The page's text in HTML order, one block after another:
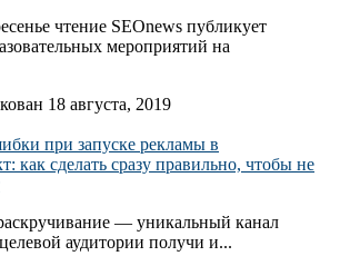
чтение SEOnews публикует
мероприятий на
18 августа, 2019
при запуске рекламы в
как сделать сразу правильно, чтобы не
— уникальный канал
аудитории получи и...